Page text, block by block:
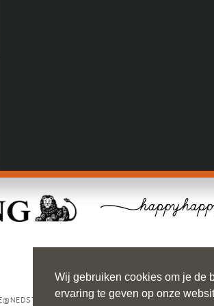
Wij gebruiken cookies om je de
ervaring te geven op onze